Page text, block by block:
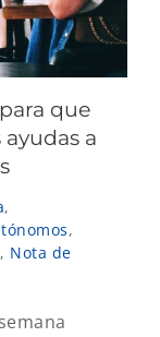
que
a
,
,
, Nota de